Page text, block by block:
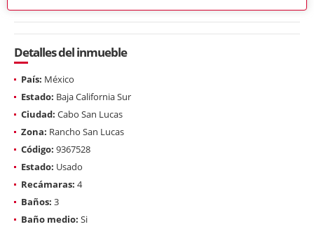
Detalles del inmueble
País: México
Estado: Baja California Sur
Ciudad: Cabo San Lucas
Zona: Rancho San Lucas
Código: 9367528
Estado: Usado
Recámaras: 4
Baños: 3
Baño medio: Si